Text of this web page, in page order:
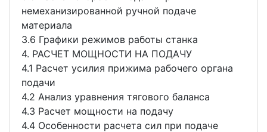
немеханизированной ручной подаче
материала
3.6 Графики режимов работы станка
4. РАСЧЕТ МОЩНОСТИ НА ПОДАЧУ
4.1 Расчет усилия прижима рабочего органа
подачи
4.2 Анализ уравнения тягового баланса
4.3 Расчет мощности на подачу
4.4 Особенности расчета сил при подаче